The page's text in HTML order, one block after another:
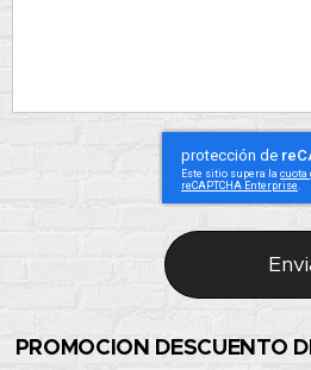
PROMOCION DESCUENTO